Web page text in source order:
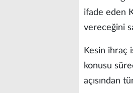
ifade eden
vereceğini
Kesin ihraç
konusu
açısından